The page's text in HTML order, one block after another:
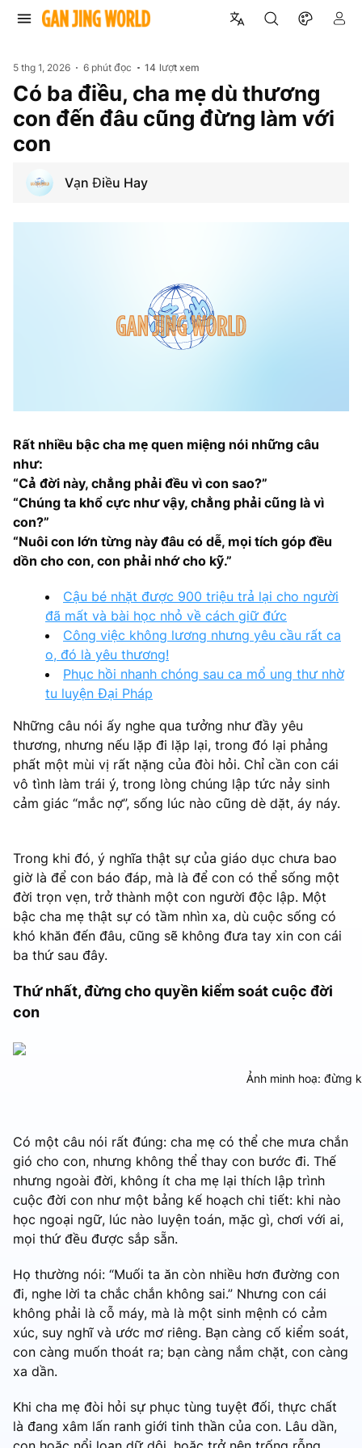
5 thg 1, 2026 6 phút đọc 14 lượt xem
Có ba điều, cha mẹ dù thương
con đến đâu cũng đừng làm với
con
Vạn Điều Hay
Rất nhiều bậc cha mẹ quen miệng nói những câu
như:
“Cả đời này, chẳng phải đều vì con sao?”
“Chúng ta khổ cực như vậy, chẳng phải cũng là vì
con?”
“Nuôi con lớn từng này đâu có dễ, mọi tích góp đều
dồn cho con, con phải nhớ cho kỹ.”
Cậu bé nhặt được 900 triệu trả lại cho người
đã mất và bài học nhỏ về cách giữ đức
Công việc không lương nhưng yêu cầu rất ca
o, đó là yêu thương!
Phục hồi nhanh chóng sau ca mổ ung thư nhờ
tu luyện Đại Pháp
Những câu nói ấy nghe qua tưởng như đầy yêu
thương, nhưng nếu lặp đi lặp lại, trong đó lại phảng
phất một mùi vị rất nặng của đòi hỏi. Chỉ cần con cái
vô tình làm trái ý, trong lòng chúng lập tức nảy sinh
cảm giác “mắc nợ”, sống lúc nào cũng dè dặt, áy náy.
Trong khi đó, ý nghĩa thật sự của giáo dục chưa bao
giờ là để con báo đáp, mà là để con có thể sống một
đời trọn vẹn, trở thành một con người độc lập. Một
bậc cha mẹ thật sự có tầm nhìn xa, dù cuộc sống có
khó khăn đến đâu, cũng sẽ không đưa tay xin con cái
ba thứ sau đây.
Thứ nhất, đừng cho quyền kiểm soát cuộc đời
con
Ảnh minh hoạ: đừng
Có một câu nói rất đúng: cha mẹ có thể che mưa chắn
gió cho con, nhưng không thể thay con bước đi. Thế
nhưng ngoài đời, không ít cha mẹ lại thích lập trình
cuộc đời con như một bảng kế hoạch chi tiết: khi nào
học ngoại ngữ, lúc nào luyện toán, mặc gì, chơi với ai,
mọi thứ đều được sắp sẵn.
Họ thường nói: “Muối ta ăn còn nhiều hơn đường con
đi, nghe lời ta chắc chắn không sai.” Nhưng con cái
không phải là cỗ máy, mà là một sinh mệnh có cảm
xúc, suy nghĩ và ước mơ riêng. Bạn càng cố kiểm soát,
con càng muốn thoát ra; bạn càng nắm chặt, con càng
xa dần.
Khi cha mẹ đòi hỏi sự phục tùng tuyệt đối, thực chất
là đang xâm lấn ranh giới tinh thần của con. Lâu dần,